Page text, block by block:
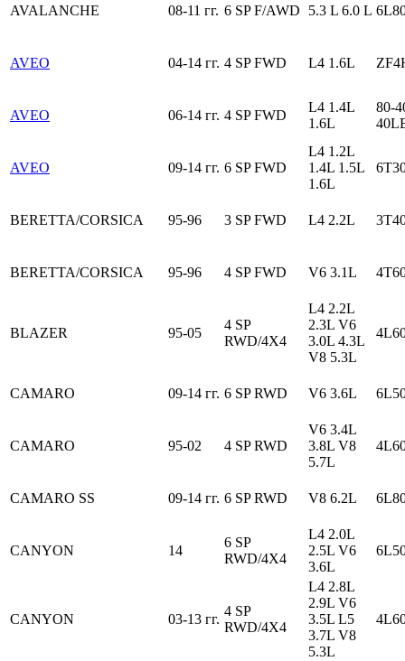
AVALANCHE 08-11 гг. 6 SP F/AWD 5.3 L 6.0 L
AVEO 04-14 гг. 4 SP FWD L4 1.6L
AVEO 06-14 гг. 4 SP FWD
L4 1.4L
1.6L
80-
AVEO 09-14 гг. 6 SP FWD
L4 1.2L
1.4L 1.5L
1.6L
BERETTA/CORSICA 95-96 3 SP FWD L4 2.2L
BERETTA/CORSICA 95-96 4 SP FWD V6 3.1L
BLAZER 95-05
4 SP
RWD/4X4
L4 2.2L
2.3L V6
3.0L 4.3L
V8 5.3L
CAMARO 09-14 гг. 6 SP RWD V6 3.6L
CAMARO 95-02 4 SP RWD
V6 3.4L
3.8L V8
5.7L
CAMARO SS 09-14 гг. 6 SP RWD V8 6.2L
CANYON 14
6 SP
RWD/4X4
L4 2.0L
2.5L V6
3.6L
CANYON 03-13 гг.
4 SP
RWD/4X4
L4 2.8L
2.9L V6
3.5L L5
3.7L V8
5.3L